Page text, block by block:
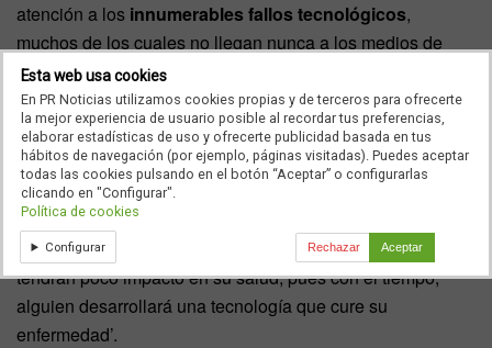
atención a los innumerables fallos tecnológicos,
muchos de los cuales no llegan nunca a los medios de
comunicación o se ven como
Este exceso de confianza inducido repercute en
decisiones tan trascendentales como la
Robertadvierte que, ‘este efecto podría infundir la idea en
un paciente de que los comportamientos no saludables
tendrán poco impacto en su salud, pues con el tiempo,
alguien desarrollará una tecnología que cure su
enfermedad’.
Esta web usa cookies
En PR Noticias utilizamos cookies propias y de terceros para ofrecerte
la mejor experiencia de usuario posible al recordar tus preferencias,
elaborar estadísticas de uso y ofrecerte publicidad basada en tus
hábitos de navegación (por ejemplo, páginas visitadas). Puedes aceptar
todas las cookies pulsando en el botón “Aceptar” o configurarlas
clicando en "Configurar".
Política de cookies
Configurar Rechazar Aceptar